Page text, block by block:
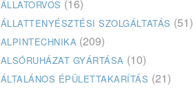
ÁLLATORVOS (16)
ÁLLATTENYÉSZTÉSI SZOLGÁLTATÁS (51)
ALPINTECHNIKA (209)
ALSÓRUHÁZAT GYÁRTÁSA (10)
ÁLTALÁNOS ÉPÜLETTAKARÍTÁS (21)